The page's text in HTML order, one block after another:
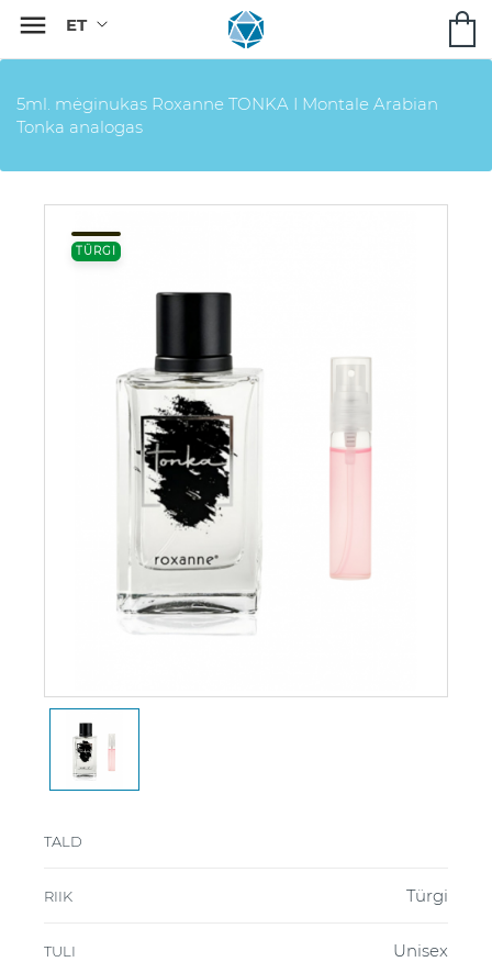

5ml. mėginukas Roxanne TONKA I Montale Arabian
Tonka analogas
TÜRGI
TALD
RIIK Türgi
TULI Unisex